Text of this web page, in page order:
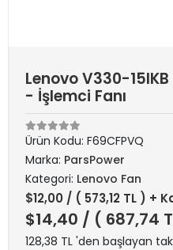
Lenovo V330-15IKB
- İşlemci Fanı
Ürün Kodu: F69CFPVQ
Marka: ParsPower
Kategori: Lenovo Fan
$12,00 / ( 573,12 TL ) +
$14,40 / ( 687,74
128,38 TL 'den başlayan